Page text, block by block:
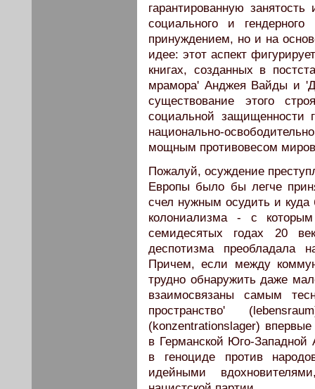
гарантированную
социального и
принуждением, но и на
идее: этот аспект
книгах, созданных в
мрамора' Анджея Вайды и
существование этого
социальной защищенности
национально-
мощным противовесом
Пожалуй, осуждение
Европы было бы легче
счел нужным осудить и куда
колониализма - с
семидесятых годах 20
деспотизма преобладала
Причем, если между
трудно обнаружить даже
взаимосвязаны самым
пространство'
(konzentrationslager)
в Германской Юго-
в геноциде против
идейными